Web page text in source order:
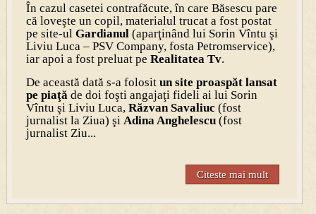
În cazul casetei contrafăcute, în care Băsescu pare
că loveşte un copil, materialul trucat a fost postat
pe site-ul Gardianul(aparţinând lui Sorin Vîntu şi
Liviu Luca – PSV Company, fosta Petromservice),
iar apoi a fost preluat pe Realitatea Tv.
De această dată s-a folositun site proaspăt lansat
pe piaţăde doi foşti angajaţi fideli ai lui Sorin
Vîntu şi Liviu Luca, Răzvan Savaliuc (fost
jurnalist la Ziua) şi Adina Anghelescu(fost
jurnalist Ziu...
Citeste mai mult